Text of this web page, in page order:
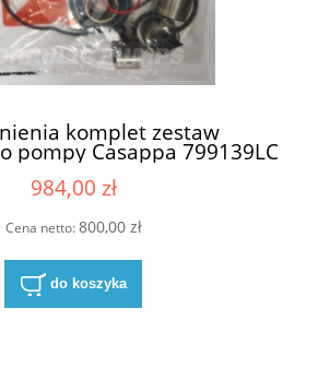
komplet zestaw
pompy Casappa 799139LC
(69224990 , 6924989 ,
6924988)
984,00 zł
Cena netto:800,00 zł
do koszyka